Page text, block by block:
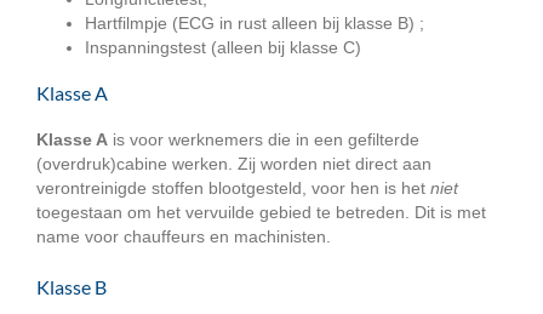
Hartfilmpje (ECG in rust alleen bij klasse B) ;
Inspanningstest (alleen bij klasse C)
Klasse A
Klasse A is voor werknemers die in een gefilterde
(overdruk)cabine werken. Zij worden niet direct aan
verontreinigde stoffen blootgesteld, voor hen is het niet
toegestaan om het vervuilde gebied te betreden. Dit is met
name voor chauffeurs en machinisten.
Klasse B